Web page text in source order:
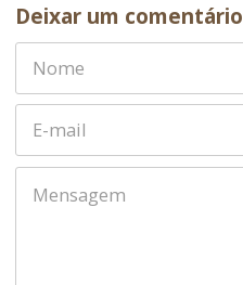
Deixar um comentário